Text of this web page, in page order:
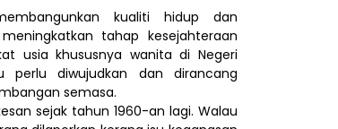
kualiti hidup dan
tahap kesejahteraan
usia khususnya wanita di Negeri
perlu diwujudkan dan dirancang
semasa.
sejak tahun 1960-an lagi. Walau